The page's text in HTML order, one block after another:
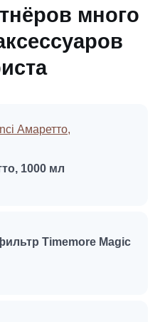
много
1000 мл
Timemore Magic